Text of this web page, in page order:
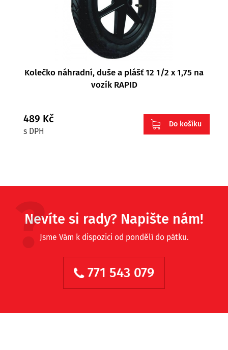
Kolečko náhradní, duše a plášť 12 1/2 x 1,75 na
vozík RAPID
489 Kč
s DPH
Do košíku
Nevíte si rady? Napište nám!
Jsme Vám k dispozici od pondělí do pátku.
771 543 079